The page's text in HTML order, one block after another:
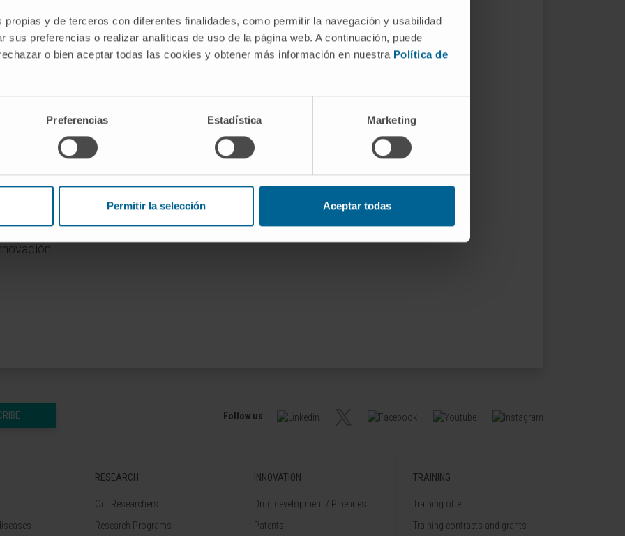
propias y de terceros con diferentes finalidades, como permitir la navegación y usabilidad
sus preferencias o realizar analíticas de uso de la página web. A continuación, puede
o bien aceptar todas las cookies y obtener más información en nuestra Política de
Preferencias Estadística Marketing
Permitir la selección Aceptar todas
limitations in the treatment of
to the Medical Chemistry
of Navarra.
por MCIN/ AEI
Generación del
Follow us
RESEARCH
Our Researchers
Research Programs
INNOVATION
Drug development / Pipelines
Patents
TRAINING
Training offer
Training contracts and grants